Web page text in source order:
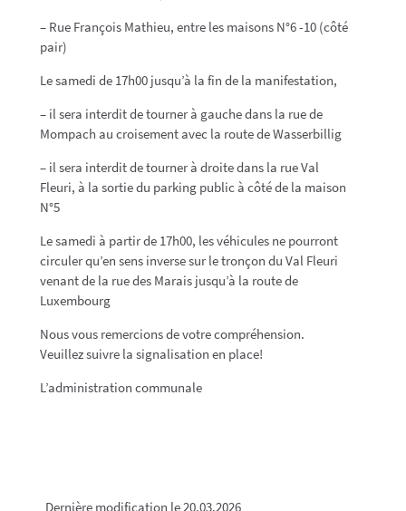
– Rue François Mathieu, entre les maisons N°6 -10 (côté
pair)
Le samedi de 17h00 jusqu’à la fin de la manifestation,
– il sera interdit de tourner à gauche dans la rue de
Mompach au croisement avec la route de Wasserbillig
– il sera interdit de tourner à droite dans la rue Val
Fleuri, à la sortie du parking public à côté de la maison
N°5
Le samedi à partir de 17h00, les véhicules ne pourront
circuler qu’en sens inverse sur le tronçon du Val Fleuri
venant de la rue des Marais jusqu’à la route de
Luxembourg
Nous vous remercions de votre compréhension.
Veuillez suivre la signalisation en place!
L’administration communale
Dernière modification le 20.03.2026